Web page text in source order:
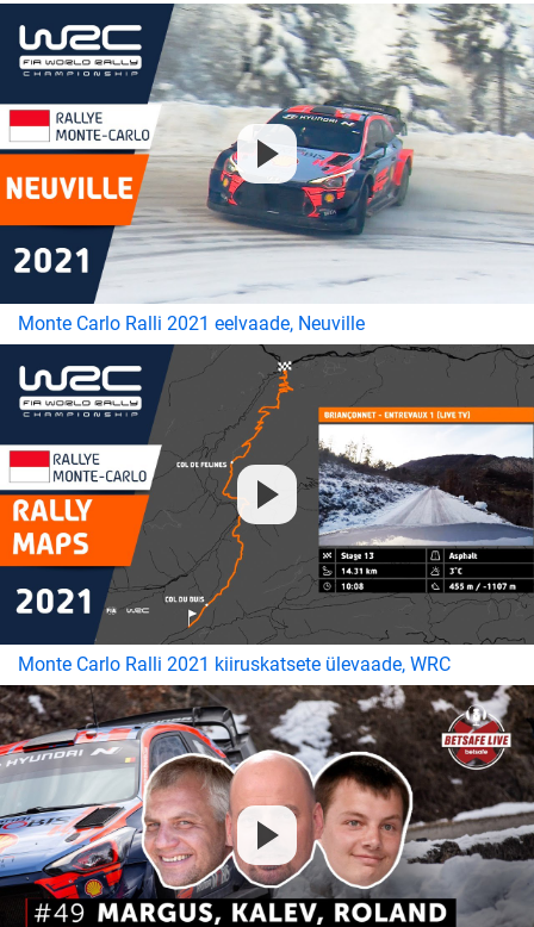
Monte Carlo Ralli 2021 eelvaade, Neuville
Monte Carlo Ralli 2021 kiiruskatsete ülevaade, WRC